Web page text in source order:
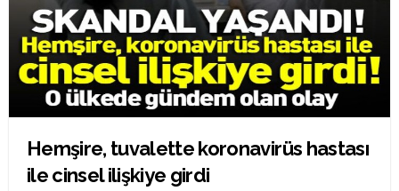
Hemşire, tuvalette koronavirüs hastası
ile cinsel ilişkiye girdi